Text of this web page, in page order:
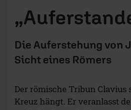
Die Auferstehung von
Sicht eines Römers
Der römische Tribun Clavius
Kreuz hängt. Er veranlasst